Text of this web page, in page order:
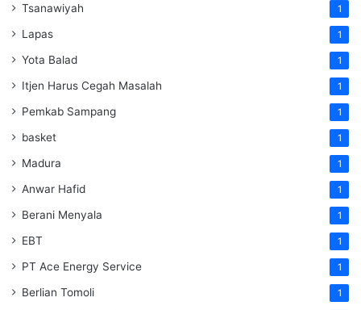
Tsanawiyah 1
Lapas 1
Yota Balad 1
Itjen Harus Cegah Masalah 1
Pemkab Sampang 1
basket 1
Madura 1
Anwar Hafid 1
Berani Menyala 1
EBT 1
PT Ace Energy Service 1
Berlian Tomoli 1